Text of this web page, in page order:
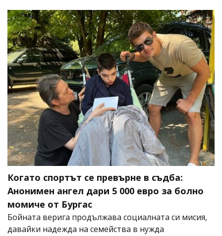
Когато спортът се превърне в съдба:
Анонимен ангел дари 5 000 евро за болно
момиче от Бургас
Бойната верига продължава социалната си мисия,
давайки надежда на семейства в нужда